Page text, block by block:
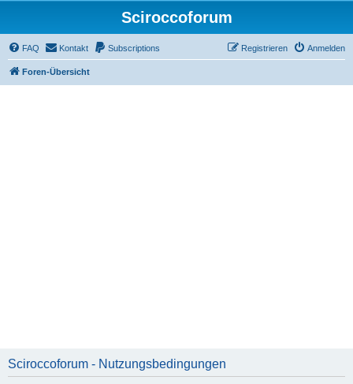
Sciroccoforum
FAQ Kontakt Subscriptions Anmelden
Registrieren
Foren-Übersicht
Sciroccoforum - Nutzungsbedingungen